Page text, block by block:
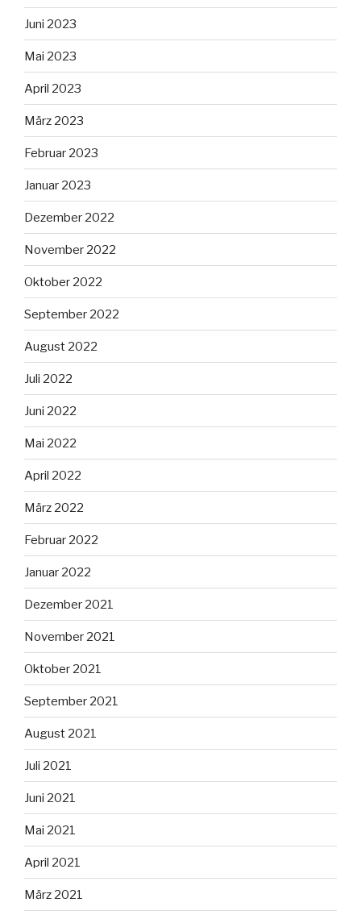
Juni 2023
Mai 2023
April 2023
März 2023
Februar 2023
Januar 2023
Dezember 2022
November 2022
Oktober 2022
September 2022
August 2022
Juli 2022
Juni 2022
Mai 2022
April 2022
März 2022
Februar 2022
Januar 2022
Dezember 2021
November 2021
Oktober 2021
September 2021
August 2021
Juli 2021
Juni 2021
Mai 2021
April 2021
März 2021